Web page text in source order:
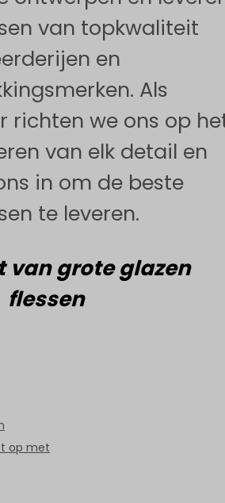
van topkwaliteit
en
Als
richten we ons op
van elk detail en
in om de beste
te leveren.
van grote glazen
flessen
op met